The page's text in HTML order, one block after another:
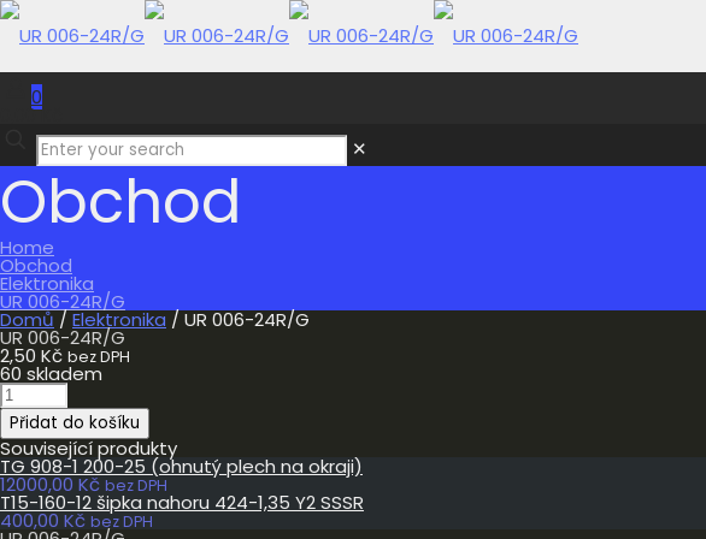
0
0,00 Kč
✕
Obchod
Home
Obchod
Elektronika
UR 006-24R/G
Domů / Elektronika / UR 006-24R/G
UR 006-24R/G
2,50 Kč bez DPH
60 skladem
UR
006-
24R/G
množství
Přidat do košíku
Související produkty
TG 908-1 200-25 (ohnutý plech na okraji)
12000,00 Kč bez DPH
T15-160-12 šipka nahoru 424-1,35 Y2 SSSR
400,00 Kč bez DPH